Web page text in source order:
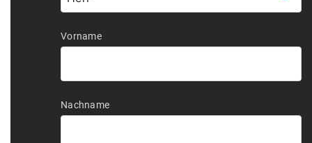
Vorname
Nachname